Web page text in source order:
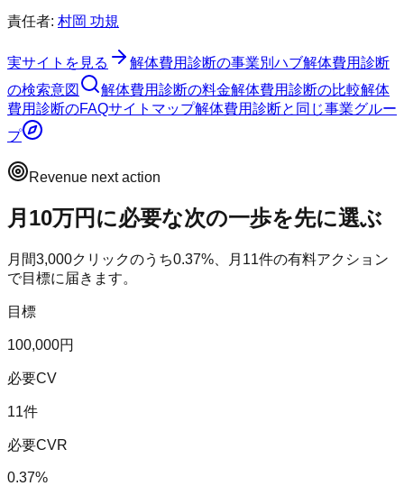
責任者: 村岡 功規
実サイトを見る 解体費用診断の事業別ハブ解体費用診断
の検索意図
解体費用診断の料金解体費用診断の比較解体
費用診断のFAQサイトマップ解体費用診断と同じ事業グルー
プ
Revenue next action
月10万円に必要な次の一歩を先に選ぶ
月間3,000クリックのうち0.37%、月 11件の有料アクション
で目標に届きます。
目標
100,000円
必要CV
11件
必要CVR
0.37%